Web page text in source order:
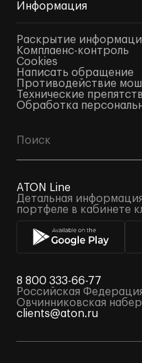
Информация
Раскрытие
Комплаенс-контроль
Cookies
Написать обращение
Противодействие
Технические
Обработка
ATON Line
Детальная
портфеле в кабинете
8 800 333-66-77
Российская
Овчинниковская
clients@aton.ru